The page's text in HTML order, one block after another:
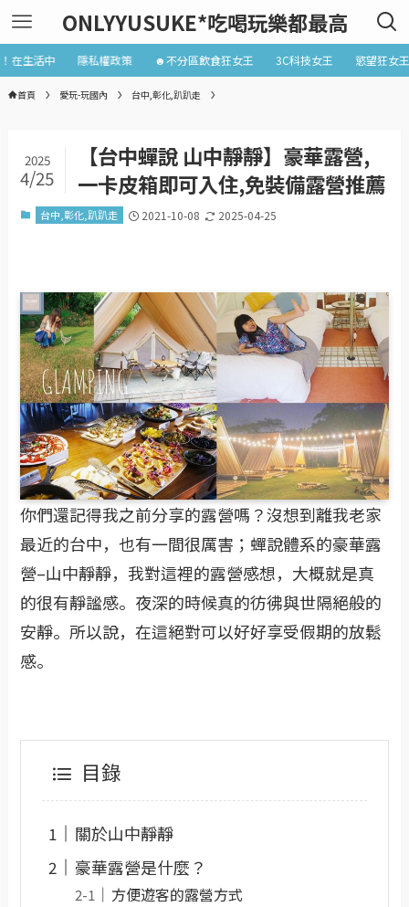
ONLYYUSUKE*吃喝玩樂都最高
在生活中 隱私權政策 ☻不分區飲食狂女王 3C科技女王 慾望狂女王
首頁 愛玩-玩國內 台中,彰化,趴趴走
【台中蟬說 山中靜靜】豪華露營,
一卡皮箱即可入住,免裝備露營推薦
2025
4/25
台中,彰化,趴趴走 2021-10-08 2025-04-25
你們還記得我之前分享的露營嗎？沒想到離我老家
最近的台中，也有一間很厲害；蟬說體系的豪華露
營–山中靜靜，我對這裡的露營感想，大概就是真
的很有靜謐感。夜深的時候真的彷彿與世隔絕般的
安靜。所以說，在這絕對可以好好享受假期的放鬆
感。
目錄
關於山中靜靜
豪華露營是什麼？
方便遊客的露營方式